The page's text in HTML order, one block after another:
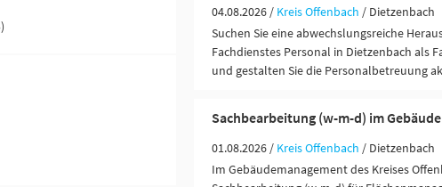
04.08.2026 / Kreis Offenbach / Dietzenbach
Suchen Sie eine abwechslungsreiche
Fachdienstes Personal in Dietzenbach als
und gestalten Sie die Personalbetreuung
Sachbearbeitung (w-m-d) im
01.08.2026 / Kreis Offenbach / Dietzenbach
Im Gebäudemanagement des Kreises